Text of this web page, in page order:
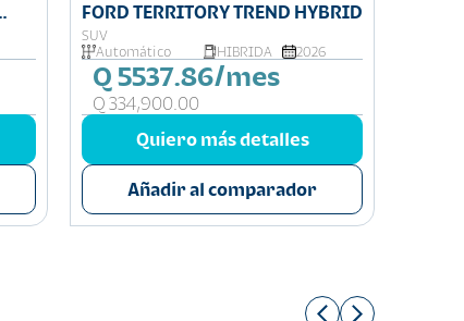
FORD TERRITORY TREND HYBRID
SUV
Automático
HIBRIDA 2026
Q 5537.86/mes
Q 334,900.00
Quiero más detalles
Añadir al comparador